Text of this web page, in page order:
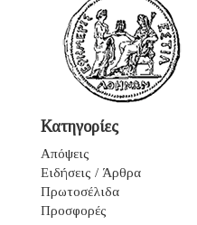
Κατηγορίες
Απόψεις
Ειδήσεις / Άρθρα
Πρωτοσέλιδα
Προσφορές